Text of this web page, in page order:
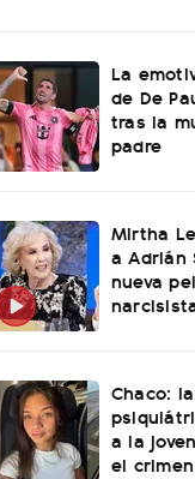
La
de De
tras la
padre
Mirtha
a Adrián
nueva
Chaco:
a la
el